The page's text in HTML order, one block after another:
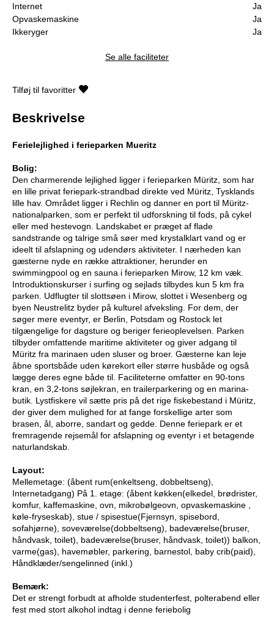
Internet
Ja
Opvaskemaskine
Ja
Ikkeryger
Ja
Se alle faciliteter
Tilføj til favoritter
Beskrivelse
Ferielejlighed i ferieparken Mueritz
Bolig:
Den charmerende lejlighed ligger i ferieparken Müritz, som har
en lille privat feriepark-strandbad direkte ved Müritz, Tysklands
lille hav. Området ligger i Rechlin og danner en port til Müritz-
nationalparken, som er perfekt til udforskning til fods, på cykel
eller med hestevogn. Landskabet er præget af flade
sandstrande og talrige små søer med krystalklart vand og er
ideelt til afslapning og udendørs aktiviteter. I nærheden kan
gæsterne nyde en række attraktioner, herunder en
swimmingpool og en sauna i ferieparken Mirow, 12 km væk.
Introduktionskurser i surfing og sejlads tilbydes kun 5 km fra
parken. Udflugter til slottsøen i Mirow, slottet i Wesenberg og
byen Neustrelitz byder på kulturel afveksling. For dem, der
søger mere eventyr, er Berlin, Potsdam og Rostock let
tilgængelige for dagsture og beriger ferieoplevelsen. Parken
tilbyder omfattende maritime aktiviteter og giver adgang til
Müritz fra marinaen uden sluser og broer. Gæsterne kan leje
åbne sportsbåde uden kørekort eller større husbåde og også
lægge deres egne både til. Faciliteterne omfatter en 90-tons
kran, en 3,2-tons søjlekran, en trailerparkering og en marina-
butik. Lystfiskere vil sætte pris på det rige fiskebestand i Müritz,
der giver dem mulighed for at fange forskellige arter som
brasen, ål, aborre, sandart og gedde. Denne feriepark er et
fremragende rejsemål for afslapning og eventyr i et betagende
naturlandskab.
Layout:
Mellemetage: (åbent rum(enkeltseng, dobbeltseng),
Internetadgang) På 1. etage: (åbent køkken(elkedel, brødrister,
komfur, kaffemaskine, ovn, mikrobølgeovn, opvaskemaskine ,
køle-fryseskab), stue / spisestue(Fjernsyn, spisebord,
sofahjørne), soveværelse(dobbeltseng), badeværelse(bruser,
håndvask, toilet), badeværelse(bruser, håndvask, toilet)) balkon,
varme(gas), havemøbler, parkering, barnestol, baby crib(paid),
Håndklæder/sengelinned (inkl.)
Bemærk:
Det er strengt forbudt at afholde studenterfest, polterabend eller
fest med stort alkohol indtag i denne feriebolig